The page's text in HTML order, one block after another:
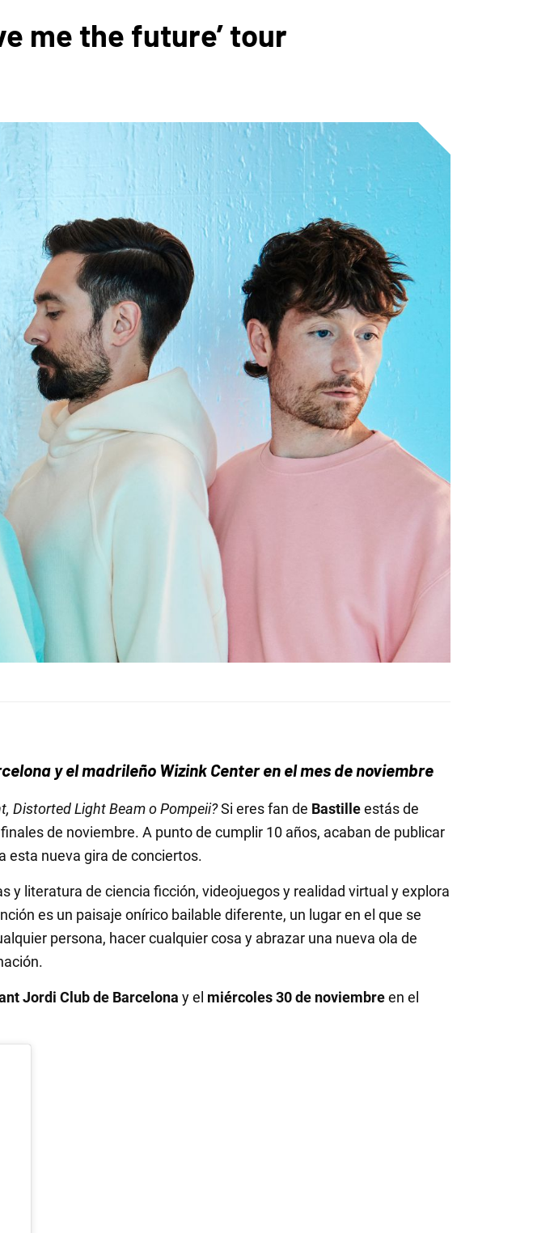
me the future’ tour
y el madrileño Wizink Center en el mes de noviembre
Distorted Light Beam o Pompeii?Si eres fan de Bastilleestás de
de noviembre. A punto de cumplir 10 años, acaban de publicar
esta nueva gira de conciertos.
y literatura de ciencia ficción, videojuegos y realidad virtual y explora
es un paisaje onírico bailable diferente, un lugar en el que se
persona, hacer cualquier cosa y abrazar una nueva ola de
Jordi Club de Barcelona y el miércoles 30 de noviembreen el